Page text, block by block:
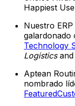
Happiest
Nuestro
galardonado
Technology
Logisticsand
Aptean
nombrado